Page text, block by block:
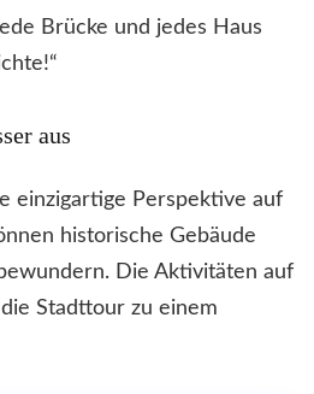
Brücke und jedes Haus
aus
einzigartige Perspektive auf
historische Gebäude
Die Aktivitäten auf
Stadttour zu einem